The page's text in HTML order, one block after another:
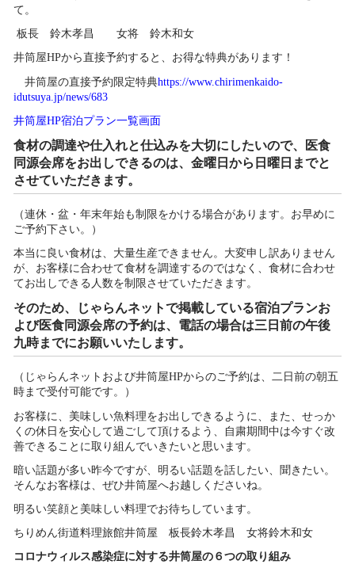
て。
板長 鈴木孝昌 女将 鈴木和女
井筒屋HPから直接予約すると、お得な特典があります！
井筒屋の直接予約限定特典https://www.chirimenkaido-
idutsuya.jp/news/683
井筒屋HP宿泊プラン一覧画面
食材の調達や仕入れと仕込みを大切にしたいので、医食
同源会席をお出しできるのは、金曜日から日曜日までと
させていただきます。
（連休・盆・年末年始も制限をかける場合があります。お早めに
ご予約下さい。）
本当に良い食材は、大量生産できません。大変申し訳ありません
が、お客様に合わせて食材を調達するのではなく、食材に合わせ
てお出しできる人数を制限させていただきます。
そのため、じゃらんネットで掲載している宿泊プランお
よび医食同源会席の予約は、電話の場合は三日前の午後
九時までにお願いいたします。
（じゃらんネットおよび井筒屋HPからのご予約は、二日前の朝五
時まで受付可能です。）
お客様に、美味しい魚料理をお出しできるように、また、せっか
くの休日を安心して過ごして頂けるよう、自粛期間中は今すぐ改
善できることに取り組んでいきたいと思います。
暗い話題が多い昨今ですが、明るい話題を話したい、聞きたい。
そんなお客様は、ぜひ井筒屋へお越しくださいね。
明るい笑顔と美味しい料理でお待ちしています。
ちりめん街道料理旅館井筒屋 板長鈴木孝昌 女将鈴木和女
コロナウィルス感染症に対する井筒屋の６つの取り組み